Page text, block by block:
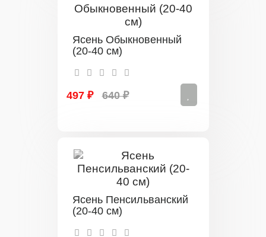
Ясень Обыкновенный
(20-40 см)
497 ₽ 640 ₽
Ясень Пенсильванский
(20-40 см)